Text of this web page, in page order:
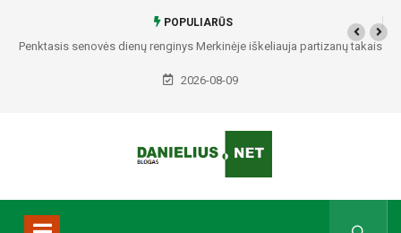
POPULIARŪS
Penktasis senovės dienų renginys Merkinėje iškeliauja partizanų takais
2026-08-09